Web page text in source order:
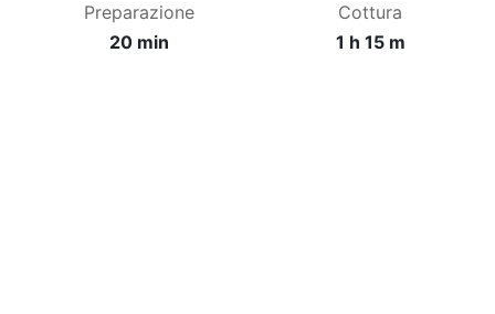
Preparazione
20 min
Cottura
1 h 15 m